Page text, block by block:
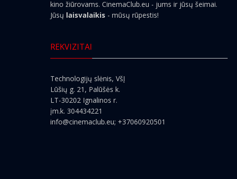
kino žiūrovams. CinemaClub.eu - jums ir jūsų šeimai.
Jūsų laisvalaikis - mūsų rūpestis!
REKVIZITAI
Technologijų slėnis, VšĮ
Lūšių g. 21, Palūšės k.
LT-30202 Ignalinos r.
įm.k. 304434221
info@cinemaclub.eu; +37060920501